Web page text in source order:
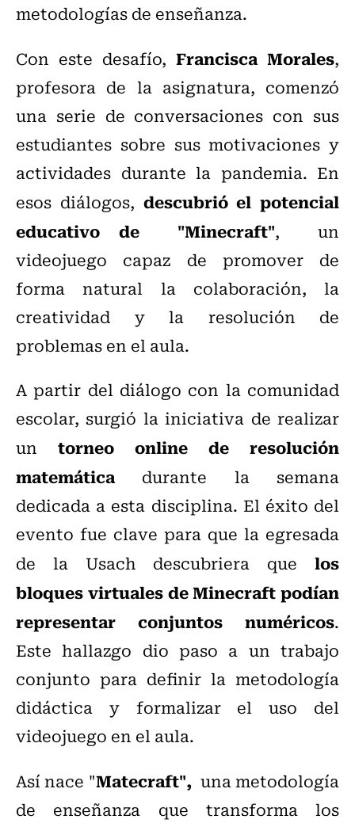
metodologías de enseñanza.
Con este desafío, Francisca Morales,
profesora de la asignatura, comenzó
una serie de conversaciones con sus
estudiantes sobre sus motivaciones y
actividades durante la pandemia. En
esos diálogos, descubrió el potencial
educativo de "Minecraft", un
videojuego capaz de promover de
forma natural la colaboración, la
creatividad y la resolución de
problemas en el aula.
A partir del diálogo con la comunidad
escolar, surgió la iniciativa de realizar
un torneo online de resolución
matemática durante la semana
dedicada a esta disciplina. El éxito del
evento fue clave para que la egresada
de la Usach descubriera que los
bloques virtuales de Minecraft podían
representar conjuntos numéricos.
Este hallazgo dio paso a un trabajo
conjunto para definir la metodología
didáctica y formalizar el uso del
videojuego en el aula.
Así nace "Matecraft",una metodología
de enseñanza que transforma los